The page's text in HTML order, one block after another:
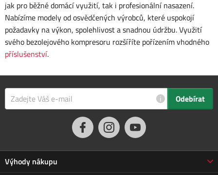
jak pro běžné domácí využití, tak i profesionální nasazení.
Nabízíme modely od osvědčených výrobců, které uspokojí
požadavky na výkon, spolehlivost a snadnou údržbu. Využití
svého bezolejového kompresoru rozšíříte pořízením vhodného
příslušenství.
i Odebírat
Výhody nákupu